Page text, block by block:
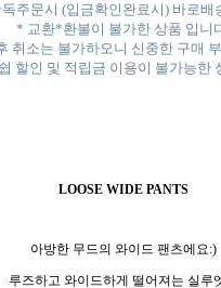
주문시 (입금확인완료시) 바로배
* 교환*환불이 불가한 상품 입니
취소는 불가하오니 신중한 구매
할인 및 적립금 이용이 불가능한
LOOSE WIDE PANTS
아방한 무드의 와이드 팬츠에요:)
루즈하고 와이드하게 떨어져는 실루